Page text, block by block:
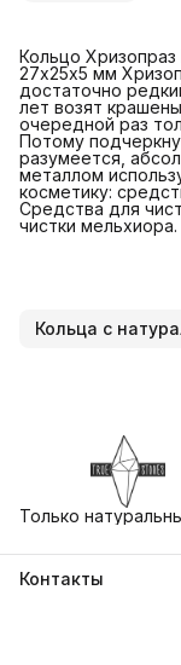
Кольцо Хризопраз
27х25х5 мм
достаточно
лет возят
очередной раз
Потому
разумеется,
металлом
косметику:
Средства для
чистки мельхиора.
Кольца с
Только
Контакты